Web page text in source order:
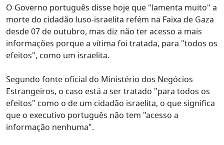
O Governo português disse hoje que "lamenta muito" a
morte do cidadão luso-israelita refém na Faixa de Gaza
desde 07 de outubro, mas diz não ter acesso a mais
informações porque a vítima foi tratada, para "todos os
efeitos", como um israelita.
Segundo fonte oficial do Ministério dos Negócios
Estrangeiros, o caso está a ser tratado "para todos os
efeitos" como o de um cidadão israelita, o que significa
que o executivo português não tem "acesso a
informação nenhuma".